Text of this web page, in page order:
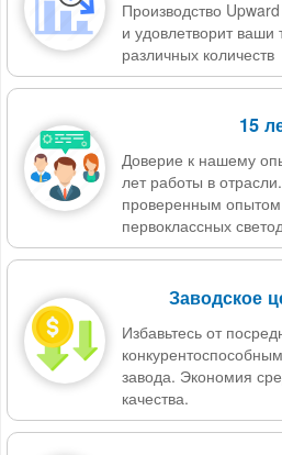
Производство
и удовлетворит ваши
различных количеств
15
Доверие к нашему
лет работы в
проверенным
первоклассных
Заводское
Избавьтесь от
завода. Экономия
качества.